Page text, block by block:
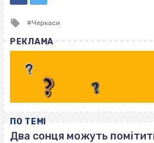
Tagged
Черкаси
РЕКЛАМА
ПО ТЕМІ
Два сонця можуть